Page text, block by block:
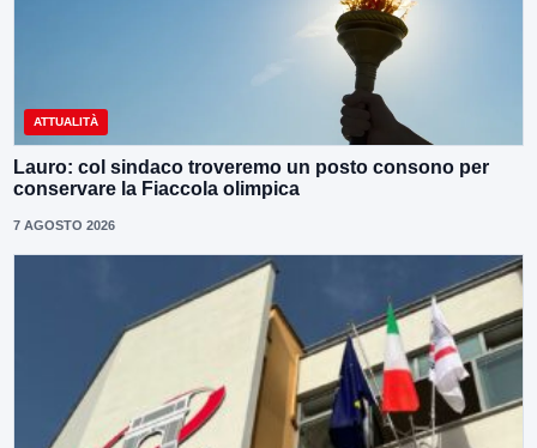
ATTUALITÀ
Lauro: col sindaco troveremo un posto consono per
conservare la Fiaccola olimpica
7 AGOSTO 2026